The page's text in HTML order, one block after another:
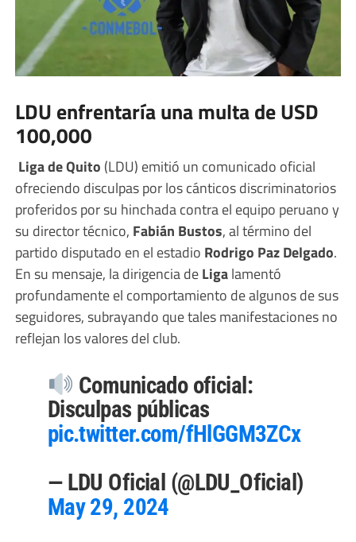
LDU enfrentaría una multa de USD
100,000
Liga de Quito (LDU) emitió un comunicado oficial
ofreciendo disculpas por los cánticos discriminatorios
proferidos por su hinchada contra el equipo peruano y
su director técnico, Fabián Bustos, al término del
partido disputado en el estadio Rodrigo Paz Delgado.
En su mensaje, la dirigencia deLigalamentó
profundamente el comportamiento de algunos de sus
seguidores, subrayando que tales manifestaciones no
reflejan los valores del club.
Comunicado oficial:
Disculpas públicas
pic.twitter.com/fHlGGM3ZCx
— LDU Oficial (@LDU_Oficial)
May 29, 2024